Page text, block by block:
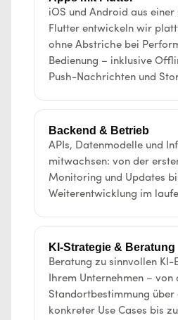
iOS und Android aus
Flutter entwickeln wir
ohne Abstriche bei
Bedienung – inklusive
Push-Nachrichten und
Backend & Betrieb
APIs, Datenmodelle und
mitwachsen: von der
Monitoring und Updates
Weiterentwicklung im
KI-Strategie & Beratung
Beratung zu sinnvollen KI-
Ihrem Unternehmen – von
Standortbestimmung über
konkreter Use Cases bis